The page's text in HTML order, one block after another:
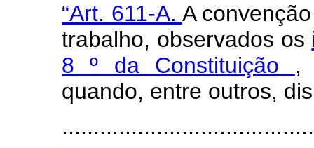
“Art. 611-A. A
trabalho, observados os
8º da Constituição ,
quando, entre outros,